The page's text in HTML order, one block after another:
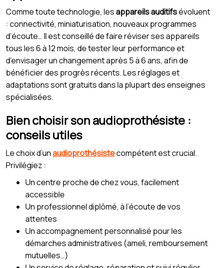
Comme toute technologie, lesappareils auditifsévoluent
: connectivité, miniaturisation, nouveaux programmes
d’écoute… Il est conseillé de faire réviser ses appareils
tous les 6 à 12 mois, de tester leur performance et
d’envisager un changement après 5 à 6 ans, afin de
bénéficier des progrès récents. Les réglages et
adaptations sont gratuits dans la plupart des enseignes
spécialisées.
Bien choisir son audioprothésiste :
conseils utiles
Le choix d’unaudioprothésistecompétent est crucial.
Privilégiez :
Un centre proche de chez vous, facilement
accessible
Un professionnel diplômé, à l’écoute de vos
attentes
Un accompagnement personnalisé pour les
démarches administratives (ameli, remboursement
mutuelles…)